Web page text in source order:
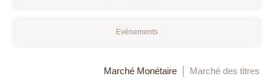
Evénements
Marché Monétaire Marché des titres